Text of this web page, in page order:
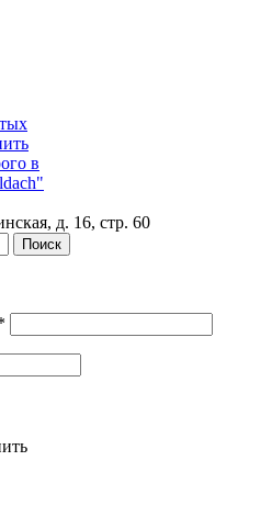
д. 16, стр. 60
Поиск